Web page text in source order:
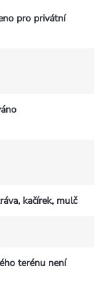
pro privátní
kačírek, mulč
terénu není